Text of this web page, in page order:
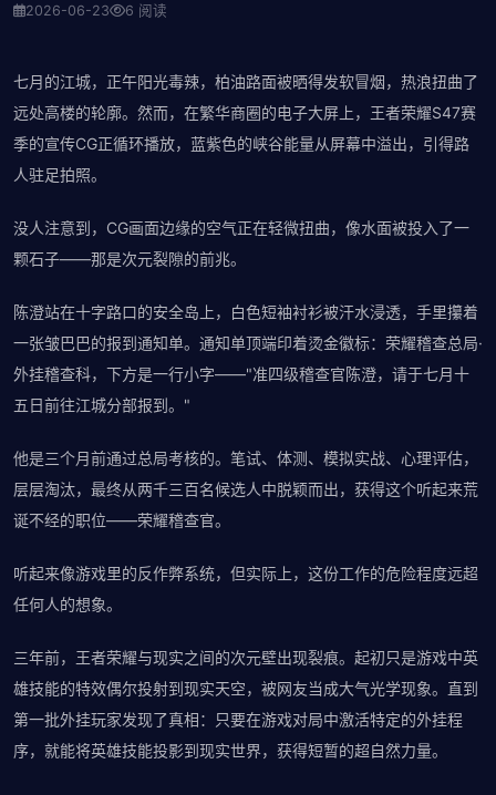
2026-06-23 6 阅读
七月的江城，正午阳光毒辣，柏油路面被晒得发软冒烟，热浪扭曲了
远处高楼的轮廓。然而，在繁华商圈的电子大屏上，王者荣耀S47赛
季的宣传CG正循环播放，蓝紫色的峡谷能量从屏幕中溢出，引得路
人驻足拍照。
没人注意到，CG画面边缘的空气正在轻微扭曲，像水面被投入了一
颗石子——那是次元裂隙的前兆。
陈澄站在十字路口的安全岛上，白色短袖衬衫被汗水浸透，手里攥着
一张皱巴巴的报到通知单。通知单顶端印着烫金徽标：荣耀稽查总局·
外挂稽查科，下方是一行小字——"准四级稽查官陈澄，请于七月十
五日前往江城分部报到。"
他是三个月前通过总局考核的。笔试、体测、模拟实战、心理评估，
层层淘汰，最终从两千三百名候选人中脱颖而出，获得这个听起来荒
诞不经的职位——荣耀稽查官。
听起来像游戏里的反作弊系统，但实际上，这份工作的危险程度远超
任何人的想象。
三年前，王者荣耀与现实之间的次元壁出现裂痕。起初只是游戏中英
雄技能的特效偶尔投射到现实天空，被网友当成大气光学现象。直到
第一批外挂玩家发现了真相：只要在游戏对局中激活特定的外挂程
序，就能将英雄技能投影到现实世界，获得短暂的超自然力量。